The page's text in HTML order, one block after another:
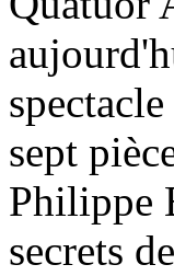
sept
Philippe
secrets